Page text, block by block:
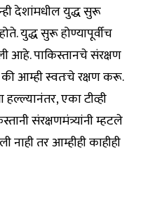
देशांमधील युद्ध सुरू
युद्ध सुरू होण्यापूर्वीच
आहे. पाकिस्तानचे संरक्षण
आम्ही स्वतःचे रक्षण करू.
हल्ल्यानंतर, एका टीव्ही
संरक्षणमंत्र्यांनी म्हटले
तर आम्हीही काहीही